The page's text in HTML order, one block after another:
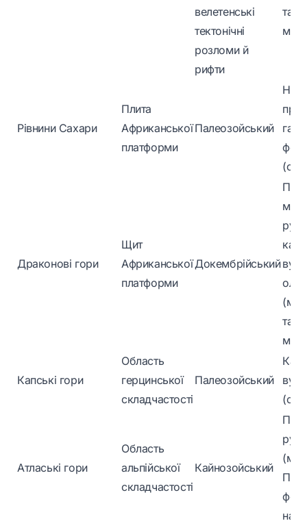
велетенські
тектонічні
розломи й
рифти
та
Рівнини Сахари
Плита
Африканської
платформи
Палеозойський
газ,
Драконові гори
Щит
Африканської
платформи
Докембрійський
та
Капські гори
Область
герцинської
складчастості
Палеозойський
Атлаські гори
Область
альпійської
складчастості
Кайнозойський
руди